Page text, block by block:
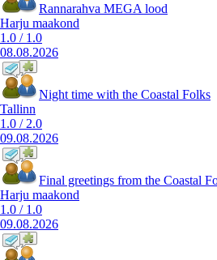
Rannarahva MEGA lood
Harju maakond
1.0 / 1.0
08.08.2026
Night time with the Coastal Folks
Tallinn
1.0 / 2.0
09.08.2026
Final greetings from the Coastal
Harju maakond
1.0 / 1.0
09.08.2026